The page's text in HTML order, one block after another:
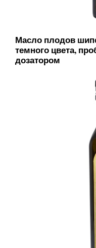
Масло плодов
темного цвета,
дозатором